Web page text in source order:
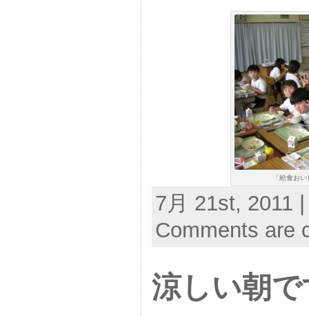
「給食お
7月 21st, 2011
Comments are
涼しい朝で